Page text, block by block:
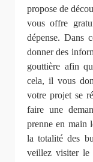
propose de
vous offre
dépense. Dans
donner des
gouttière afin
cela, il vous
votre projet se
faire une
prenne en main
la totalité des
veillez visiter